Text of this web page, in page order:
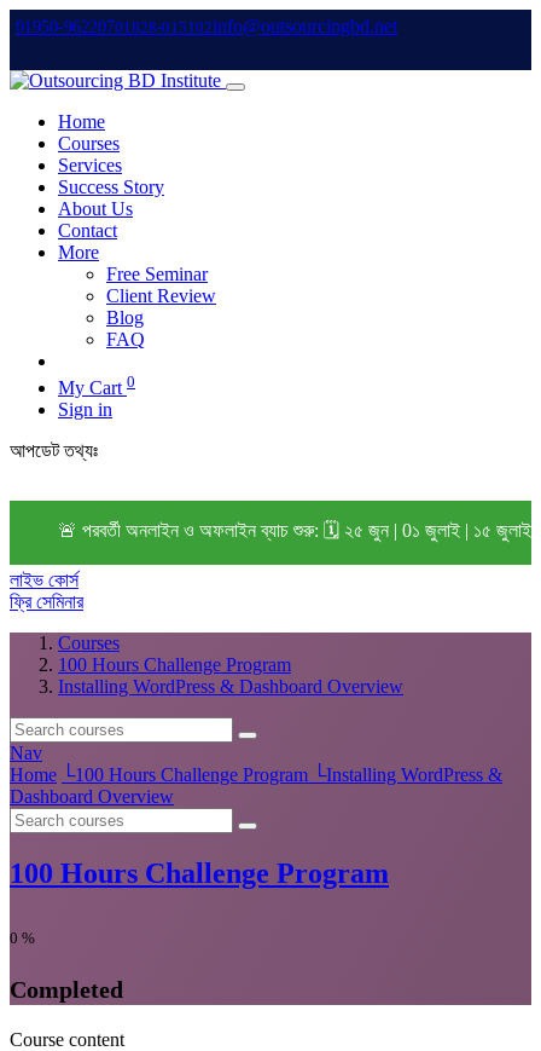
01950-96220701828-015102info@outsourcingbd.net
Home
Courses
Services
Success Story
About Us
Contact
More
Free Seminar
Client Review
Blog
FAQ
My Cart 0
Sign in
আপডেট তথ্যঃ
🚨 পরবর্তী অনলাইন ও অফলাইন ব্যাচ শুরু: 🗓️ ২৫ জুন | 0১ জুলাই | ১৫ জুলাই
লাইভ কোর্স
ফ্রি সেমিনার
Courses
100 Hours Challenge Program
Installing WordPress & Dashboard Overview
Nav
Home └100 Hours Challenge Program └Installing WordPress &
Dashboard Overview
100 Hours Challenge Program
0 %
Completed
Course content